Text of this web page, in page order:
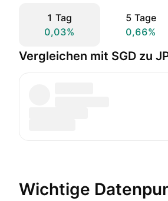
1 Tag
0,03%
5 Tage
0,66%
Vergleichen mit SGD zu
Wichtige